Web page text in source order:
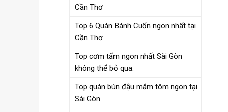
Cần Thơ
Top 6 Quán Bánh Cuốn ngon nhất tại
Cần Thơ
Top cơm tấm ngon nhất Sài Gòn
không thể bỏ qua.
Top quán bún đậu mắm tôm ngon tại
Sài Gòn